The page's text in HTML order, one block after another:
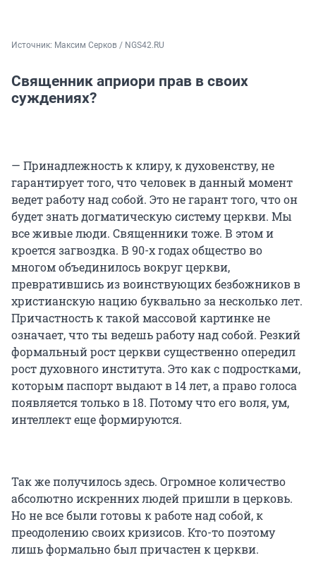
Источник: Максим Серков / NGS42.RU
Священник априори прав в своих
суждениях?
— Принадлежность к клиру, к духовенству, не
гарантирует того, что человек в данный момент
ведет работу над собой. Это не гарант того, что он
будет знать догматическую систему церкви. Мы
все живые люди. Священники тоже. В этом и
кроется загвоздка. В 90-х годах общество во
многом объединилось вокруг церкви,
превратившись из воинствующих безбожников в
христианскую нацию буквально за несколько лет.
Причастность к такой массовой картинке не
означает, что ты ведешь работу над собой. Резкий
формальный рост церкви существенно опередил
рост духовного института. Это как с подростками,
которым паспорт выдают в 14 лет, а право голоса
появляется только в 18. Потому что его воля, ум,
интеллект еще формируются.
Так же получилось здесь. Огромное количество
абсолютно искренних людей пришли в церковь.
Но не все были готовы к работе над собой, к
преодолению своих кризисов. Кто-то поэтому
лишь формально был причастен к церкви.